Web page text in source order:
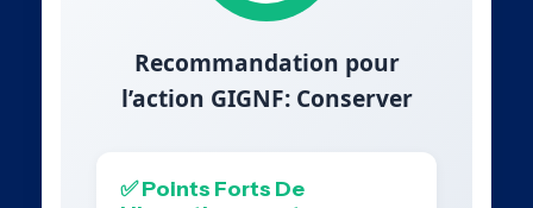
Recommandation pour
l’action GIGNF: Conserver
✅ Points Forts De